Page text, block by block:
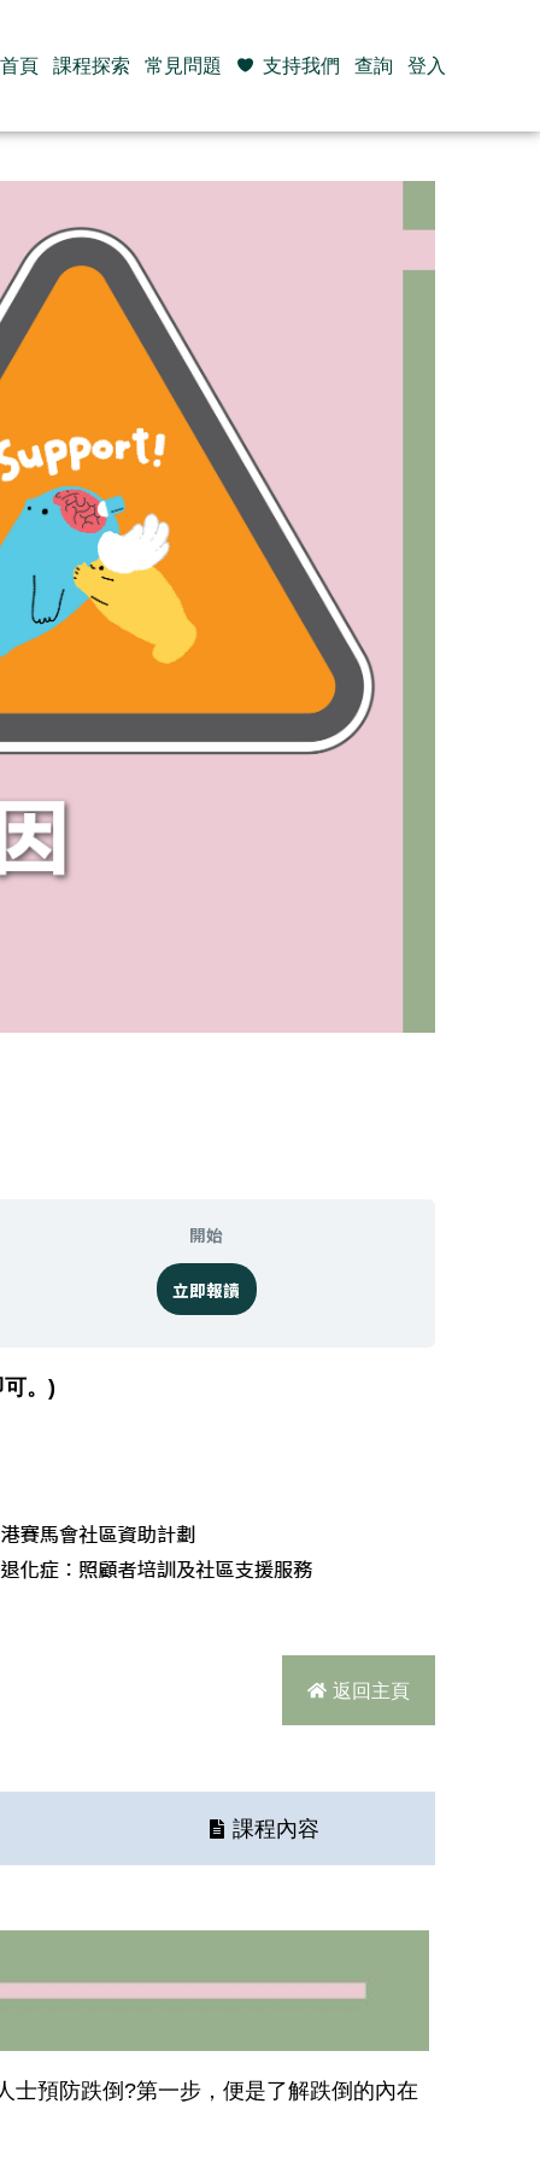
首頁 課程探索 常見問題 支持我們 查詢 登入
開始
立即報讀
。)
返回主頁
課程內容
士預防跌倒?第一步，便是了解跌倒的內在